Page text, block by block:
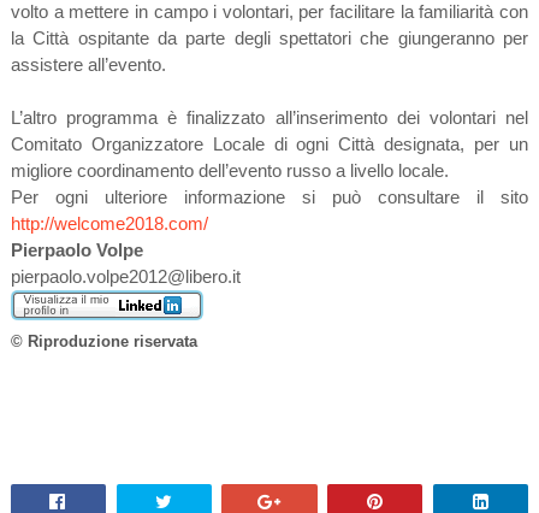
volto a mettere in campo i volontari, per facilitare la familiarità con
la Città ospitante da parte degli spettatori che giungeranno per
assistere all’evento.
L’altro programma è finalizzato all’inserimento dei volontari nel
Comitato Organizzatore Locale di ogni Città designata, per un
migliore coordinamento dell’evento russo a livello locale.
Per ogni ulteriore informazione si può consultare il sito
http://welcome2018.com/
Pierpaolo Volpe
pierpaolo.volpe2012@libero.it
© Riproduzione riservata